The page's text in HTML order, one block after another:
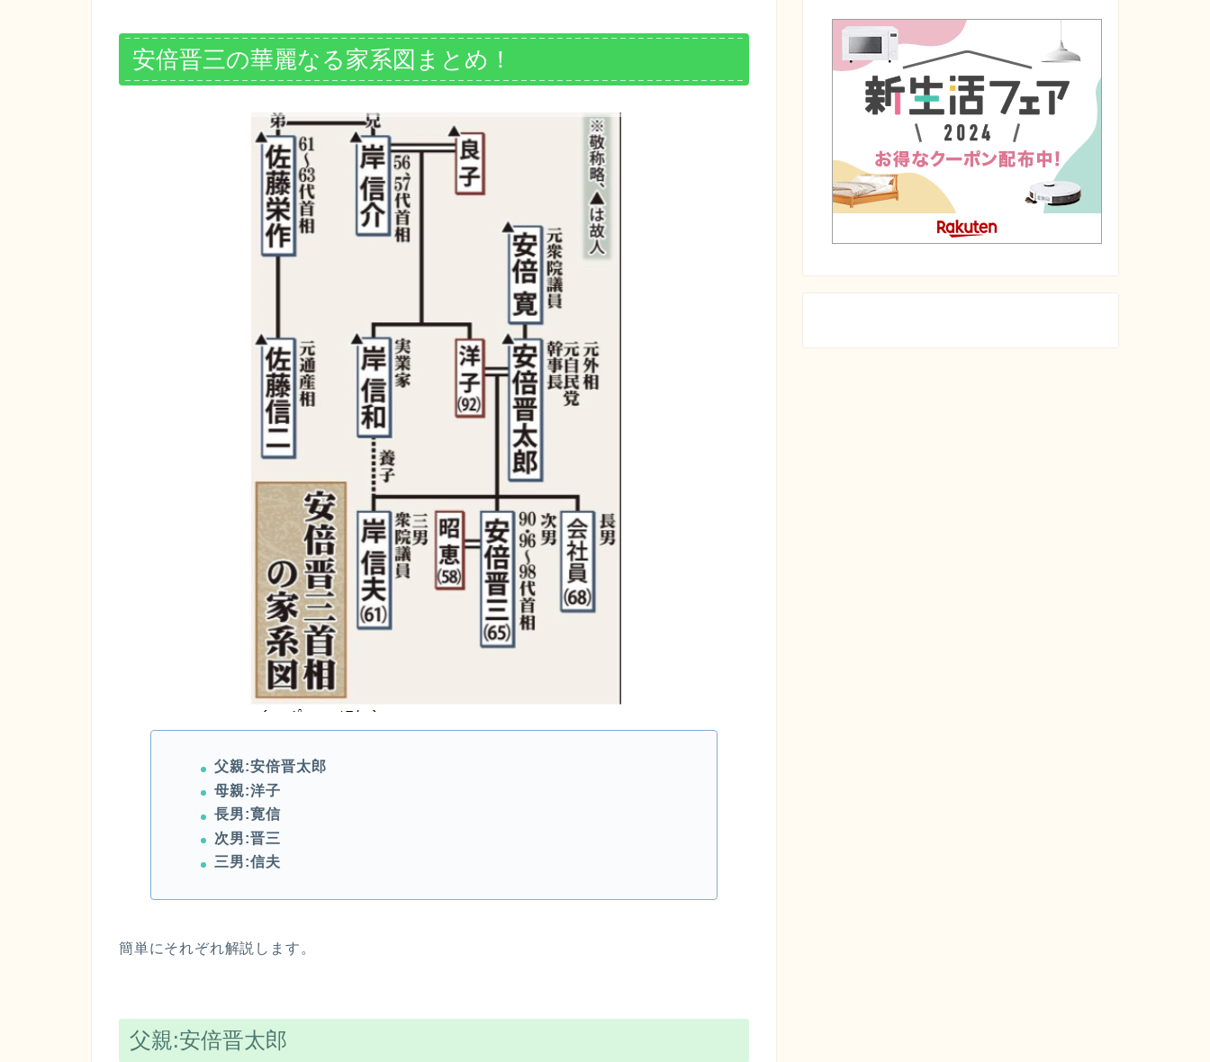
安倍晋三の華麗なる家系図まとめ！
父親:安倍晋太郎
母親:洋子
長男:寛信
次男:晋三
三男:信夫
簡単にそれぞれ解説します。
父親:安倍晋太郎